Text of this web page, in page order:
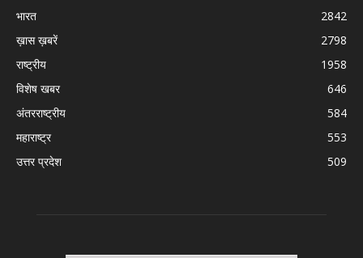
भारत
2842
ख़ास ख़बरें
2798
राष्ट्रीय
1958
विशेष खबर
646
अंतरराष्ट्रीय
584
महाराष्ट्र
553
उत्तर प्रदेश
509